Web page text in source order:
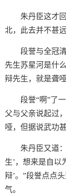
朱丹臣这才
北，此去并不甚
段誉与全冠
先生苏星河是什
辩先生，就是聋
段誉“啊”了
父与父亲说起过
哑，但据说武功
朱丹臣又道
生’，想来是自以
辩’。”段誉点点
气。